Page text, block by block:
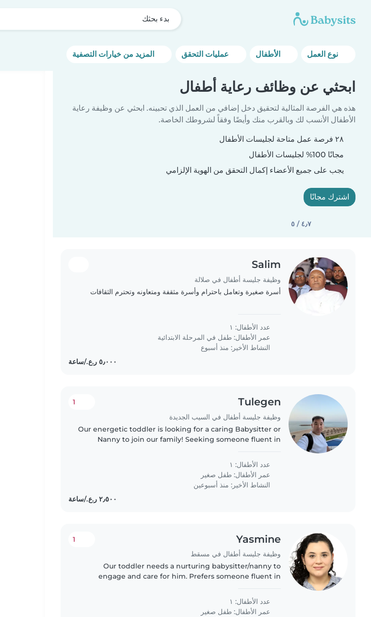
بدء بحثك
الأطفال
ابحثي عن وظائف رعاية أطفال
هذه هي الفرصة المثالية لتحقيق دخل إضافي من العمل الذي تحبينه. ابحثي عن وظيفة رعاية
الأطفال الأنسب لك وبالقرب منك وأيضًا وفقاً لشروطك الخاصة.
٢٨ فرصة عمل متاحة لجليسات الأطفال
مجانًا 100% لجليسات الأطفال
يجب على جميع الأعضاء إكمال التحقق من الهوية الإلزامي
اشترك مجانًا
٤٫٧ / ٥
Salim
وظيفة جليسة أطفال في صلالة
أسرة صغيرة وتعامل باحترام وأسرة مثقفة ومتعاونه وتحترم الثقافات
عدد الأطفال: ١
عمر الأطفال: طفل في المرحلة الابتدائية
النشاط الأخير: منذ أسبوع
Tulegen
وظيفة جليسة أطفال في السيب الجديدة
1
Our energetic toddler is looking for a caring Babysitter or
Nanny to join our family! Seeking someone fluent in
child in our home...
عدد الأطفال: ١
عمر الأطفال: طفل صغير
النشاط الأخير: منذ أسبوعين
Yasmine
وظيفة جليسة أطفال في مسقط
1
Our toddler needs a nurturing babysitter/nanny to
engage and care for him. Prefers someone fluent in
cooking and chores. Must be..
عدد الأطفال: ١
عمر الأطفال: طفل صغير